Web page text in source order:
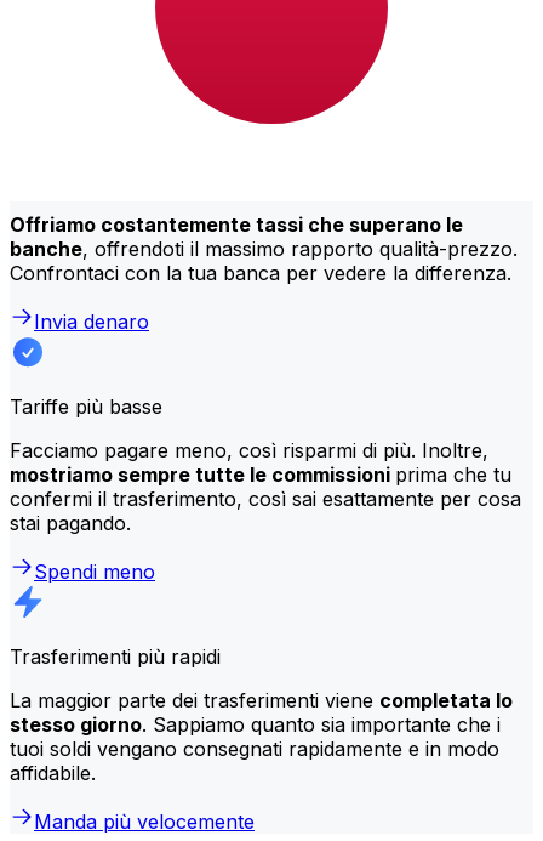
Perché trasferire con Xe invece che
con le banche tradizionali?
Offriamo costantemente tassi che superano le
banche, offrendoti il massimo rapporto qualità-prezzo.
Confrontaci con la tua banca per vedere la differenza.
Invia denaro
Tariffe più basse
Facciamo pagare meno, così risparmi di più. Inoltre,
mostriamo sempre tutte le commissioni prima che tu
confermi il trasferimento, così sai esattamente per cosa
stai pagando.
Spendi meno
Trasferimenti più rapidi
La maggior parte dei trasferimenti viene completata lo
stesso giorno. Sappiamo quanto sia importante che i
tuoi soldi vengano consegnati rapidamente e in modo
affidabile.
Manda più velocemente